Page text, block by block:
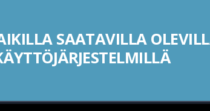
SAATAVILLA